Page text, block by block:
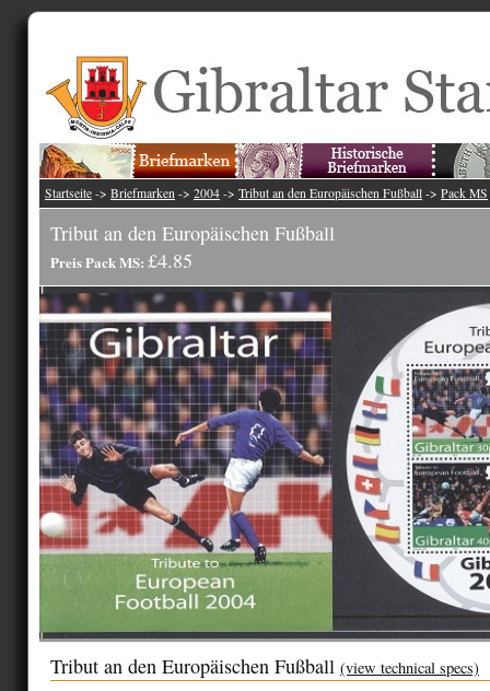
Startseite -> Briefmarken -> 2004 -> Tribut an den Europäischen Fußball -> Pack MS
Tribut an den Europäischen Fußball
Preis Pack MS: £4.85
Tribut an den Europäischen Fußball (view technical specs)